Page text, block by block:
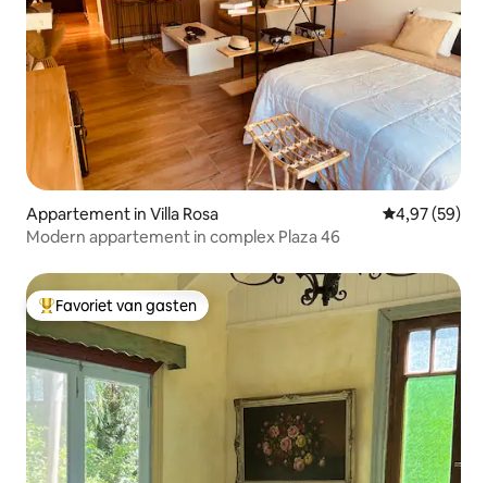
Appartement in Villa Rosa Gemiddelde
4,97 (59)
Modern appartement in complex Plaza 46
Topfavoriet van gasten
Favoriet van gasten